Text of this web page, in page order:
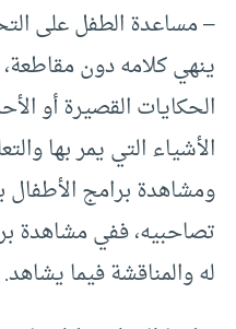
– مساعدة الطفل على
ينهي كلامه دون
الحكايات القصيرة أو
الأشياء التي يمر بها
ومشاهدة برامج
تصاحبيه، ففي مشاهدة
له والمناقشة فيما يشاهد.